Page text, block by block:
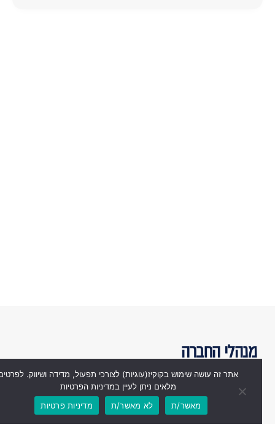
מנהלי החברה
אתר זה עושה שימוש בקוקיז(עוגיות) לצורכי תפעול, מדידה ושיווק. לפרטים
מלאים ניתן לעיין במדיניות הפרטיות
מאשר/ת
לא מאשר/ת מדיניות פרטיות